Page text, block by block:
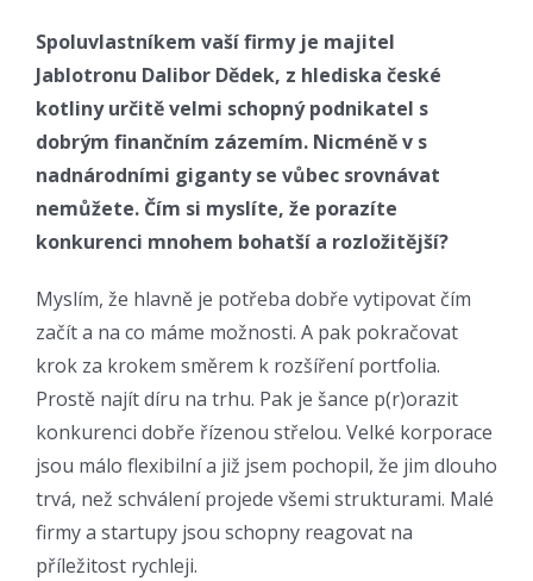
Spoluvlastníkem vaší firmy je majitel
Jablotronu Dalibor Dědek, z hlediska české
kotliny určitě velmi schopný podnikatel s
dobrým finančním zázemím. Nicméně v s
nadnárodními giganty se vůbec srovnávat
nemůžete. Čím si myslíte, že porazíte
konkurenci mnohem bohatší a rozložitější?
Myslím, že hlavně je potřeba dobře vytipovat čím
začít a na co máme možnosti. A pak pokračovat
krok za krokem směrem k rozšíření portfolia.
Prostě najít díru na trhu. Pak je šance p(r)orazit
konkurenci dobře řízenou střelou. Velké korporace
jsou málo flexibilní a již jsem pochopil, že jim dlouho
trvá, než schválení projede všemi strukturami. Malé
firmy a startupy jsou schopny reagovat na
příležitost rychleji.